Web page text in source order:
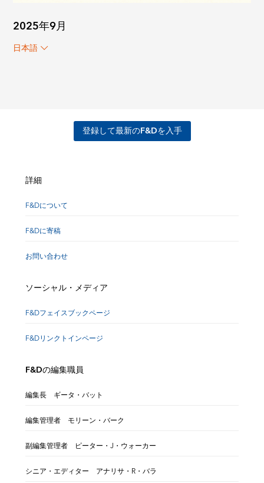
2025年9月
日本語
登録して最新のF&Dを入手
詳細
F&Dについて
F&Dに寄稿
お問い合わせ
ソーシャル・メディア
F&Dフェイスブックページ
F&Dリンクトインページ
F&Dの編集職員
編集長 ギータ・バット
編集管理者 モリーン・バーク
副編集管理者 ピーター・J・ウォーカー
シニア・エディター アナリサ・R・バラ